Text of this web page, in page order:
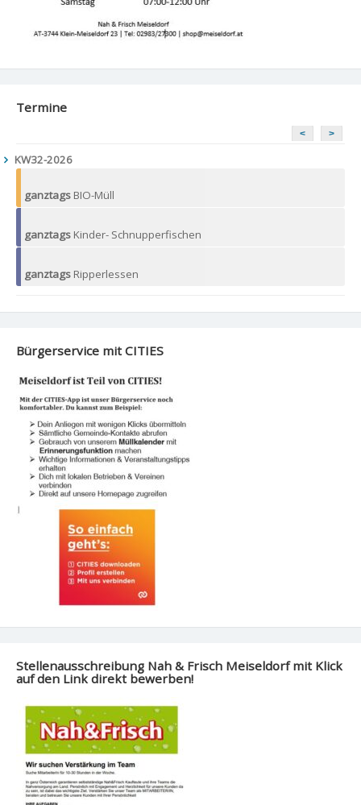
Termine
< >
KW32-2026
ganztags BIO-Müll
ganztags Kinder- Schnupperfischen
ganztags Ripperlessen
Bürgerservice mit CITIES
Stellenausschreibung Nah & Frisch Meiseldorf mit Klick
auf den Link direkt bewerben!